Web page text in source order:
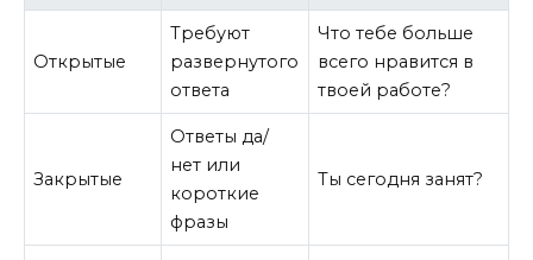
Открытые
Требуют
развернутого
ответа
Что тебе больше
всего нравится в
твоей работе?
Закрытые
Ответы да/
нет или
короткие
фразы
Ты сегодня занят?